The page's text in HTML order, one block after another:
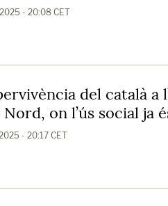
2025 - 20:08 CET
del català a
on l’ús social ja
- 20:17 CET